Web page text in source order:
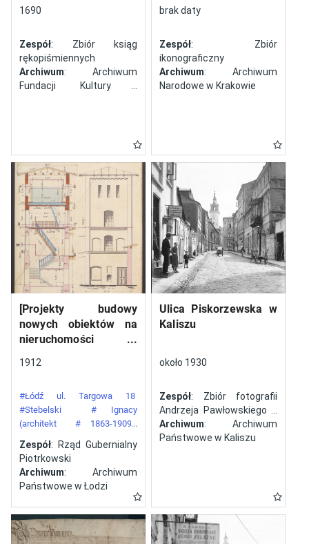
1690
Zespół: Zbiór ksiąg
rękopiśmiennych
Archiwum: Archiwum
Fundacji Kultury i
brak daty
Zespół: Zbiór
ikonograficzny
Archiwum: Archiwum
Narodowe w Krakowie
[Projekty budowy
nowych obiektów na
nieruchomości
numerem 34 przy ulicy
Łodzi]
1912
#Łódź ul. Targowa 18
#Stebelski
# Ignacy
(architekt
# 1863-1909)
Zespół: Rząd Gubernialny
Piotrkowski
Archiwum: Archiwum
Państwowe w Łodzi
Ulica Piskorzewska w
Kaliszu
około 1930
Zespół: Zbiór fotografii
Andrzeja Pawłowskiego z
Kalisza
Archiwum: Archiwum
Państwowe w Kaliszu